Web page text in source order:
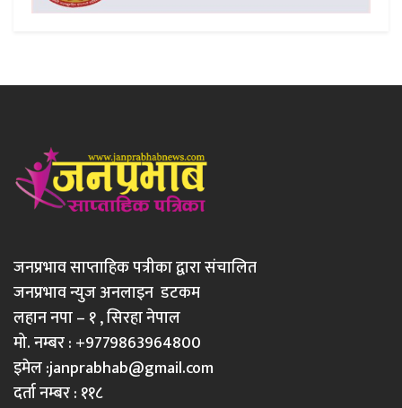
जनप्रभाव साप्ताहिक पत्रीका द्वारा संचालित
जनप्रभाव न्युज अनलाइन डटकम
लहान नपा – १ , सिरहा नेपाल
मो. नम्बर : +9779863964800
इमेल :janprabhab@gmail.com
दर्ता नम्बर : ११८